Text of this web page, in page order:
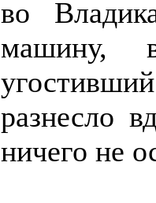
во
машину,
разнесло
ничего не